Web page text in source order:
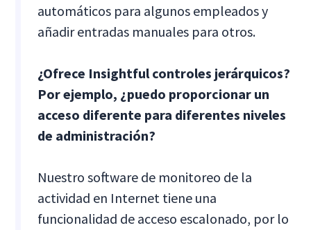
automáticos para algunos empleados y
añadir entradas manuales para otros.
¿Ofrece Insightful controles jerárquicos?
Por ejemplo, ¿puedo proporcionar un
acceso diferente para diferentes niveles
de administración?
Nuestro software de monitoreo de la
actividad en Internet tiene una
funcionalidad de acceso escalonado, por lo